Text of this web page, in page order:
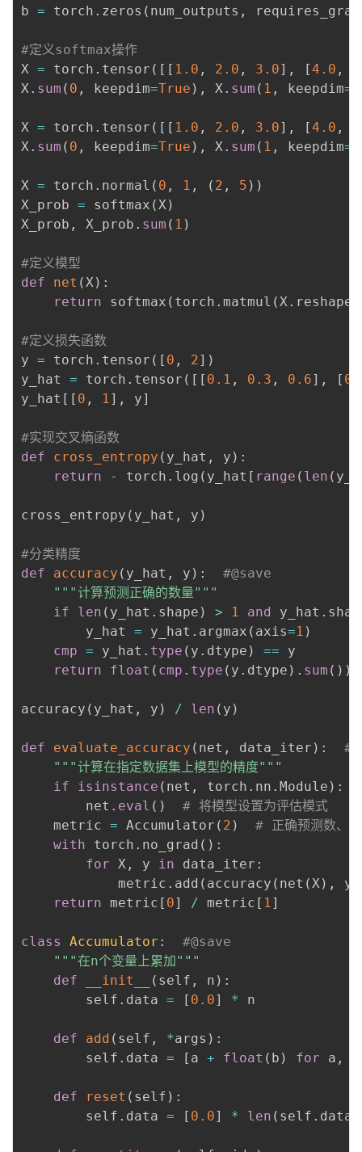
b = torch . zeros ( num_outputs , requires_grad
#定义softmax操作
X = torch . tensor ( [ [ 1.0 , 2.0 , 3.0] , [4.0 ,
X . sum ( 0 , keepdim=True ) , X . sum ( 1 , keepdim=
X = torch . tensor ( [ [ 1.0 , 2.0 , 3.0] , [4.0 ,
X . sum ( 0 , keepdim=True ) , X . sum ( 1 , keepdim=
X = torch . normal ( 0 , 1 , ( 2 , 5 ) )
X_prob = softmax ( X )
X_prob , X_prob . sum ( 1 )
#定义模型
def
net ( X ) :
return softmax ( torch . matmul ( X . reshape
#定义损失函数
y = torch . tensor ( [ 0 , 2] )
y_hat = torch . tensor ( [ [ 0.1 , 0.3 , 0.6] , [
y_hat [ [ 0 , 1 ] , y]
#实现交叉熵函数
def
cross_entropy ( y_hat , y ) :
return
- torch . log ( y_hat [ range ( len (
cross_entropy ( y_hat , y )
#分类精度
def
accuracy ( y_hat , y ) :
#@save
"""计算预测正确的数量"""
if
len ( y_hat . shape ) > 1 and y_hat .
        y_hat
= y_hat . argmax ( axis=1 )
cmp = y_hat . type ( y . dtype ) == y
return
float ( cmp . type ( y . dtype ) . sum ( ) )
accuracy ( y_hat , y ) / len ( y )
def evaluate_accuracy ( net , data_iter ) :
"""计算在指定数据集上模型的精度"""
if
isinstance ( net , torch . nn . Module ) :
        net
. eval ( )
# 将模型设置为评估模式
    metric
= Accumulator ( 2 )
# 正确预测数、
with torch . no_grad ( ) :
for X , y in data_iter :
            metric
. add ( accuracy ( net ( X ) , y
return metric [ 0] / metric [ 1 ]
class Accumulator :
#@save
"""在n个变量上累加"""
def
__init__ ( self , n ) :
        self
. data = [ 0.0] * n
def add ( self , *args ) :
        self
. data = [ a + float ( b ) for a ,
def reset ( self ) :
        self
. data = [ 0.0] * len ( self . data